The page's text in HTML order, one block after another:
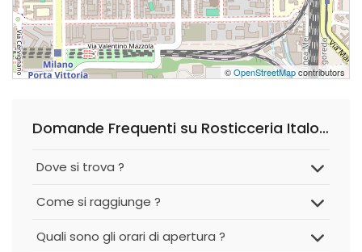
©OpenStreetMapcontributors
Domande Frequenti su Rosticceria Italo Cinese
Dove si trova ?
Come si raggiunge ?
Quali sono gli orari di apertura ?